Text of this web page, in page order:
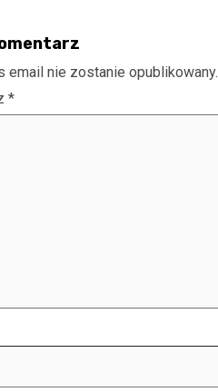
email nie zostanie opublikowany.
*